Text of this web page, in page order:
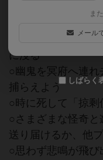
○中国・魏晋南北
に浸る
○幽鬼を冥府へ連
捕らえよう
○時に死して「掠
○さまざまな怪奇
送り届けるか、他
○思わず悲鳴が飛
ま
メール
しばらく